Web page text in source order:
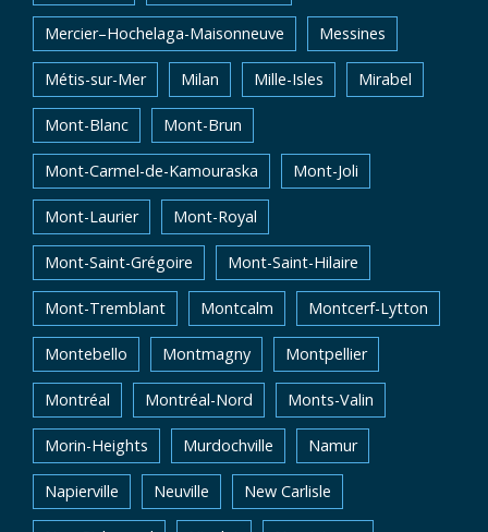
Mercier–Hochelaga-Maisonneuve Messines
Métis-sur-Mer Milan Mille-Isles Mirabel
Mont-Blanc Mont-Brun
Mont-Carmel-de-Kamouraska Mont-Joli
Mont-Laurier Mont-Royal
Mont-Saint-Grégoire Mont-Saint-Hilaire
Mont-Tremblant Montcalm Montcerf-Lytton
Montebello Montmagny Montpellier
Montréal Montréal-Nord Monts-Valin
Morin-Heights Murdochville Namur
Napierville Neuville New Carlisle